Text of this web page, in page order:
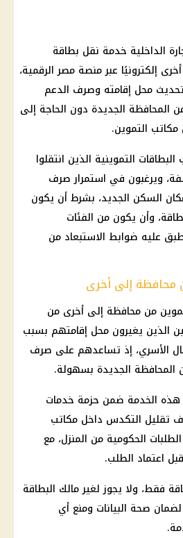
الداخلية خدمة نقل بطاقة
إلكترونيًا عبر منصة مصر الرقمية،
محل إقامته وصرف الدعم
المحافظة الجديدة دون الحاجة إلى
التموين.
التموينية الذين انتقلوا
ويرغبون في استمرار صرف
السكن الجديد، بشرط أن يكون
وأن يكون من الفئات
عليه ضوابط الاستبعاد من
محافظة إلى أخرى
من محافظة إلى أخرى من
الذين يغيرون محل إقامتهم بسبب
الأسري، إذ تساعدهم على صرف
المحافظة الجديدة بسهولة.
هذه الخدمة ضمن حزمة خدمات
تقليل التكدس داخل مكاتب
الحكومية من المنزل، مع
قبل اعتماد الطلب.
فقط، ولا يجوز لغير مالك البطاقة
صحة البيانات ومنع أي